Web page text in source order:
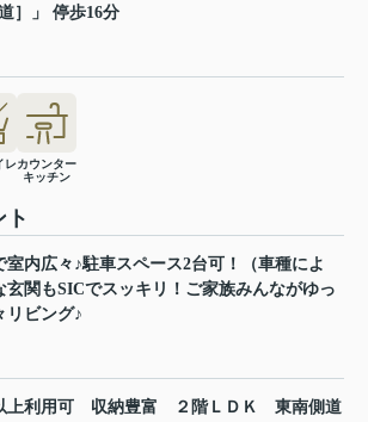
］」 停歩16分
レカウンター
キッチン
ト
室内広々♪駐車スペース2台可！（車種によ
玄関もSICでスッキリ！ご家族みんながゆっ
リビング♪
上利用可 収納豊富 ２階ＬＤＫ
東南側道